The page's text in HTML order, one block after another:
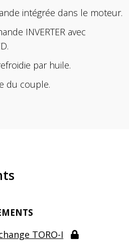
intégrée dans le moteur.
INVERTER avec
par huile.
du couple.
TORO-I